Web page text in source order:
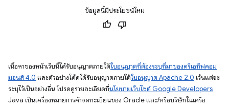
ข้อมูลนี้มีประโยชน์ไหม
เนื้อหาของหน้าเว็บนี้ได้รับอนุญาตภายใต้ใบอนุญาตที่ต้องระบุที่มาของครีเอทีฟคอม
มอนส์ 4.0 และตัวอย่างโค้ดได้รับอนุญาตภายใต้ใบอนุญาต Apache 2.0 เว้นแต่จะ
ระบุไว้เป็นอย่างอื่น โปรดดูรายละเอียดที่นโยบายเว็บไซต์ Google Developers
Java เป็นเครื่องหมายการค้าจดทะเบียนของ Oracle และ/หรือบริษัทในเครือ